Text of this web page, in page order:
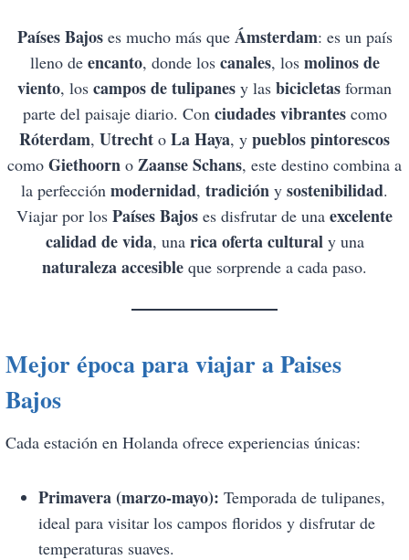
Países Bajoses mucho más que Ámsterdam: es un país
lleno de encanto, donde los canales, los molinos de
viento, los campos de tulipanes y las bicicletas forman
parte del paisaje diario. Con ciudades vibrantescomo
Róterdam, Utrecht o La Haya, y pueblos pintorescos
como Giethoorn o Zaanse Schans, este destino combina a
la perfección modernidad, tradición y sostenibilidad.
Viajar por los Países Bajos es disfrutar de una excelente
calidad de vida, una rica oferta cultural y una
naturaleza accesible que sorprende a cada paso.
Mejor época para viajar aPaises
Bajos
Cada estación en Holanda ofrece experiencias únicas:
Primavera (marzo-mayo): Temporada de tulipanes,
ideal para visitar los campos floridos y disfrutar de
temperaturas suaves.